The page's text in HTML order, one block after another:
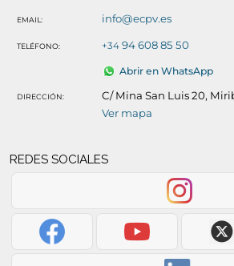
EMAIL: info@ecpv.es
TELÉFONO: +3494 608 85 50
Abrir en WhatsApp
DIRECCIÓN:
C/ Mina San Luis 20,
Ver mapa
REDES SOCIALES